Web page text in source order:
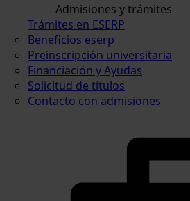
Admisiones y trámites
Trámites en ESERP
Beneficios eserp
Preinscripción universitaria
Financiación y Ayudas
Solicitud de títulos
Contacto con admisiones